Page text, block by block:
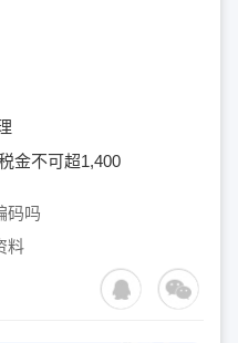
金不可超1,400
码吗
料